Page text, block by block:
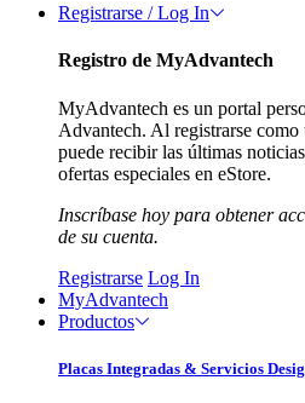
Registrarse / Log In
Registro de MyAdvantech
MyAdvantech es un portal
Advantech. Al registrarse
puede recibir las últimas
ofertas especiales en eStore.
Inscríbase hoy para obtener
de su cuenta.
Registrarse Log In
MyAdvantech
Productos
Placas Integradas & Servicios